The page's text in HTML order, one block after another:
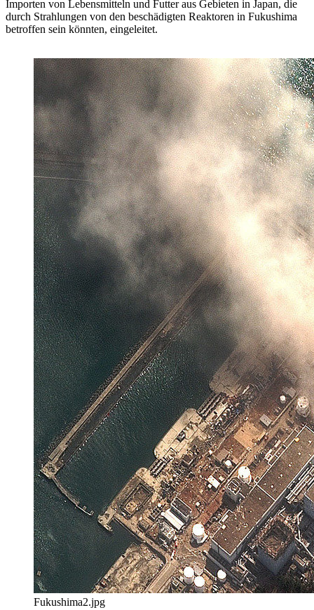
Importen von Lebensmitteln und Futter aus Gebieten in Japan, die
durch Strahlungen von den beschädigten Reaktoren in Fukushima
betroffen sein könnten, eingeleitet.
Fukushima2.jpg